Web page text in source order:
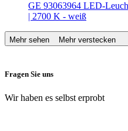
GE 93063964 LED-
| 2700 K - weiß
Mehr sehen Mehr verstecken
Fragen Sie uns
Wir haben es selbst erprobt